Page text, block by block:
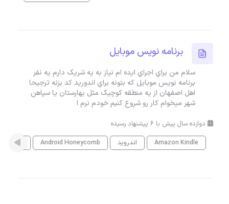
برنامه نويس موبايل
سلام من براي اجراي ايده ام نياز به يه شريک دارم يه نفر
برنامه نويس موبايل که بتونه براي اندوريد کد بزنه ترجيحا
اهل اصفهان از يه منطقه کوچيک مثل بهارستان يا سپاهن
شهر ميخوام کار رو شروع کنيم خودم نرم ا
دوازده سال پیش با 6 پیشنهاد رسیده
Amazon Kindle
اندروید Android Honeycomb